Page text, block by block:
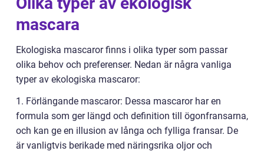
mascara
Ekologiska mascaror finns i olika typer som passar
olika behov och preferenser. Nedan är några vanliga
typer av ekologiska mascaror:
1. Förlängande mascaror: Dessa mascaror har en
formula som ger längd och definition till ögonfransarna,
och kan ge en illusion av långa och fylliga fransar. De
är vanligtvis berikade med näringsrika oljor och